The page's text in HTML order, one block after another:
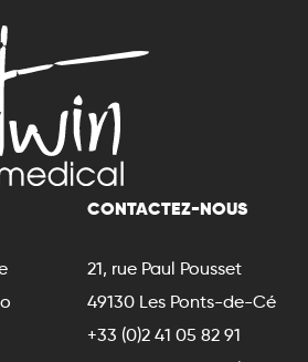
CONTACTEZ-NOUS
21, rue Paul Pousset
49130 Les Ponts-de-Cé
+33 (0)2 41 05 82 91